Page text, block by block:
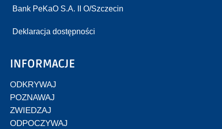
Bank PeKaO S.A. II O/Szczecin
Deklaracja dostępności
INFORMACJE
ODKRYWAJ
POZNAWAJ
ZWIEDZAJ
ODPOCZYWAJ